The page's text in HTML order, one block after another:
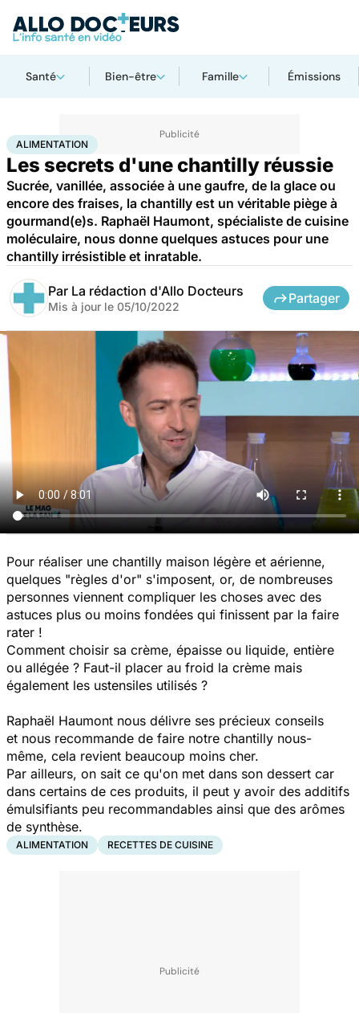
Santé Bien-être Famille Émissions
AccueilBien-être Nutrition Alimentation
ALIMENTATION
Les secrets d'une chantilly réussie
Sucrée, vanillée, associée à une gaufre, de la glace ou
encore des fraises, la chantilly est un véritable piège à
gourmand(e)s. Raphaël Haumont, spécialiste de cuisine
moléculaire, nous donne quelques astuces pour une
chantilly irrésistible et inratable.
Par La rédaction d'Allo Docteurs
Mis à jour le 05/10/2022
Partager
Pour réaliser une chantilly maison légère et aérienne,
quelques "règles d'or" s'imposent, or, de nombreuses
personnes viennent compliquer les choses avec des
astuces plus ou moins fondées qui finissent par la faire
rater !
Comment choisir sa crème, épaisse ou liquide, entière
ou allégée ? Faut-il placer au froid la crème mais
également les ustensiles utilisés ?
Raphaël Haumont nous délivre ses précieux conseils
et nous recommande de faire notre chantilly nous-
même, cela revient beaucoup moins cher.
Par ailleurs, on sait ce qu'on met dans son dessert car
dans certains de ces produits, il peut y avoir des additifs
émulsifiants peu recommandables ainsi que des arômes
de synthèse.
ALIMENTATION RECETTES DE CUISINE